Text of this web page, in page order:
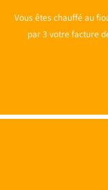
Vous êtes chauffé au
par 3 votre facture